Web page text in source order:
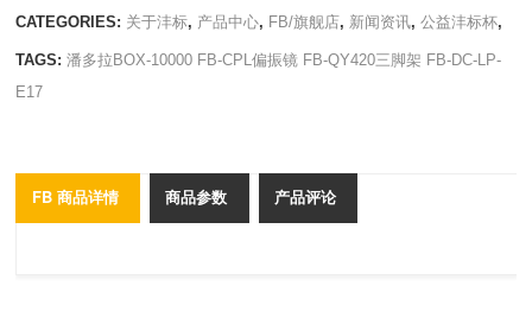
CATEGORIES: 关于沣标, 产品中心, FB/旗舰店, 新闻资讯,公益沣标杯,
TAGS:潘多拉BOX-10000 FB-CPL偏振镜 FB-QY420三脚架 FB-DC-LP-
E17
FB 商品详情 商品参数 产品评论